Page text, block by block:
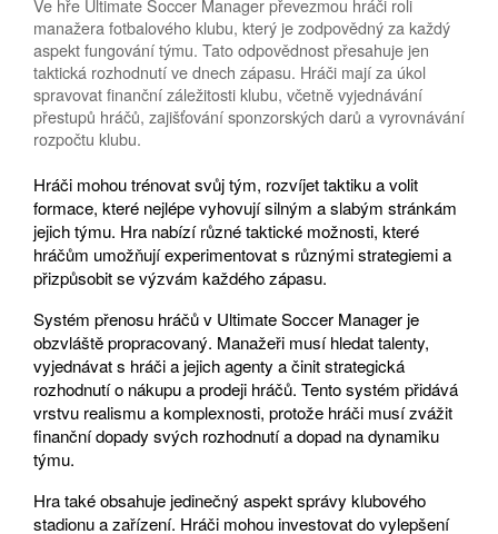
Ve hře Ultimate Soccer Manager převezmou hráči roli
manažera fotbalového klubu, který je zodpovědný za každý
aspekt fungování týmu. Tato odpovědnost přesahuje jen
taktická rozhodnutí ve dnech zápasu. Hráči mají za úkol
spravovat finanční záležitosti klubu, včetně vyjednávání
přestupů hráčů, zajišťování sponzorských darů a vyrovnávání
rozpočtu klubu.
Hráči mohou trénovat svůj tým, rozvíjet taktiku a volit
formace, které nejlépe vyhovují silným a slabým stránkám
jejich týmu. Hra nabízí různé taktické možnosti, které
hráčům umožňují experimentovat s různými strategiemi a
přizpůsobit se výzvám každého zápasu.
Systém přenosu hráčů v Ultimate Soccer Manager je
obzvláště propracovaný. Manažeři musí hledat talenty,
vyjednávat s hráči a jejich agenty a činit strategická
rozhodnutí o nákupu a prodeji hráčů. Tento systém přidává
vrstvu realismu a komplexnosti, protože hráči musí zvážit
finanční dopady svých rozhodnutí a dopad na dynamiku
týmu.
Hra také obsahuje jedinečný aspekt správy klubového
stadionu a zařízení. Hráči mohou investovat do vylepšení